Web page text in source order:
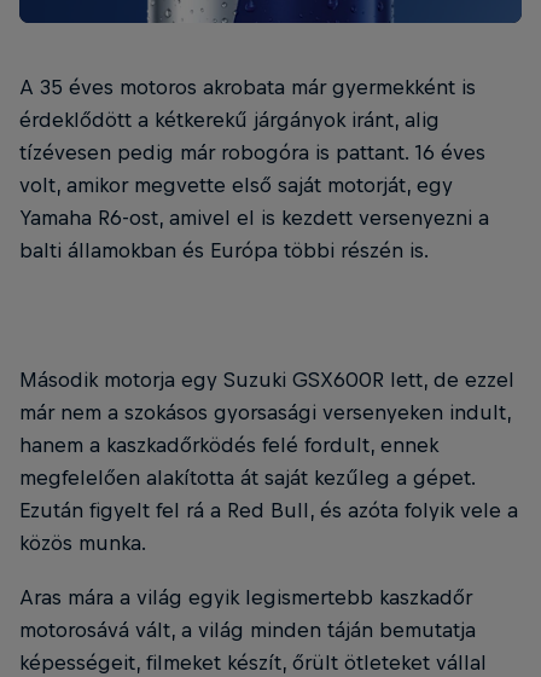
A 35 éves motoros akrobata már gyermekként is
érdeklődött a kétkerekű járgányok iránt, alig
tízévesen pedig már robogóra is pattant. 16 éves
volt, amikor megvette első saját motorját, egy
Yamaha R6-ost, amivel el is kezdett versenyezni a
balti államokban és Európa többi részén is.
Második motorja egy Suzuki GSX600R lett, de ezzel
már nem a szokásos gyorsasági versenyeken indult,
hanem a kaszkadőrködés felé fordult, ennek
megfelelően alakította át saját kezűleg a gépet.
Ezután figyelt fel rá a Red Bull, és azóta folyik vele a
közös munka.
Aras mára a világ egyik legismertebb kaszkadőr
motorosává vált, a világ minden táján bemutatja
képességeit, filmeket készít, őrült ötleteket vállal